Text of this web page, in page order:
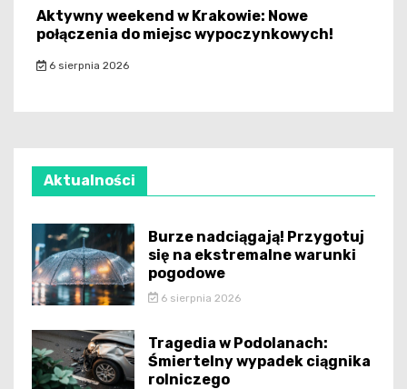
Aktywny weekend w Krakowie: Nowe
połączenia do miejsc wypoczynkowych!
6 sierpnia 2026
Aktualności
Burze nadciągają! Przygotuj
się na ekstremalne warunki
pogodowe
6 sierpnia 2026
Tragedia w Podolanach:
Śmiertelny wypadek ciągnika
rolniczego